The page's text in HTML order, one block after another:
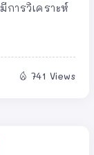
ารวิเคราะห์
741 Views